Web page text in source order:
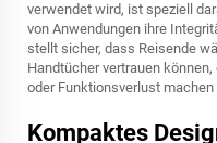
verwendet wird, ist speziell
von Anwendungen ihre
stellt sicher, dass Reisende
Handtücher vertrauen
oder Funktionsverlust
Kompaktes